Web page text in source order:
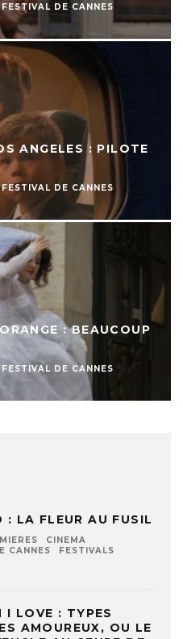
FESTIVAL DE CANNES
ANGELES : PILOTE
FESTIVAL DE CANNES
: BEAUCOUP
FESTIVAL DE CANNES
: LA FLEUR AU FUSIL
CINEMA
CANNES
FESTIVALS
I LOVE : TYPES
AMOUREUX, OU LE